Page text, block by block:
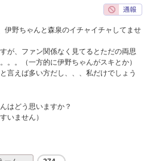
伊野ちゃんと森泉のイチャイチャしてませ
が、ファン関係なく見てるとただの両思
。。（一方的に伊野ちゃんがスキとか）
言えば多い方だし、、、私だけでしょう
はどう思いますか？
いません）